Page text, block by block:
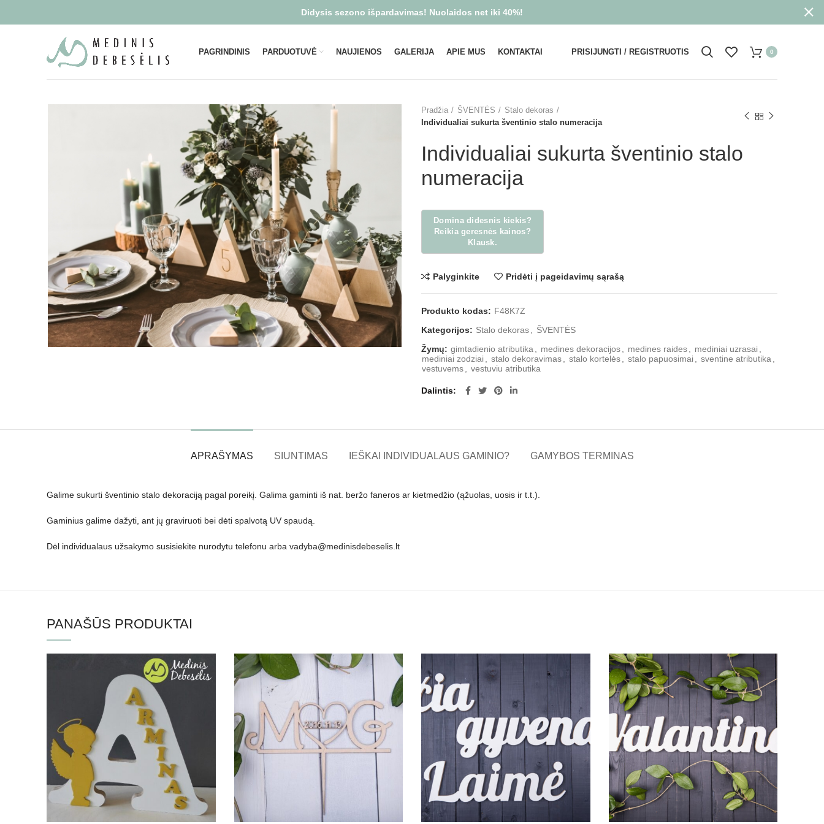
PAGRINDINIS PARDUOTUVĖ NAUJIENOS GALERIJA APIE MUS KONTAKTAI PRISIJUNGTI / REGISTRUOTIS 0
Pradžia ŠVENTĖS
Stalo dekoras
Individualiai sukurta šventinio stalo numeracija
Individualiai sukurta šventinio stalo
numeracija
Palyginkite Pridėti į pageidavimų sąrašą
Produkto kodas: F48K7Z
Kategorijos: Stalo dekoras
ŠVENTĖS
Žymų: gimtadienio atributika medines dekoracijos medines raides mediniai uzrasai
mediniai zodziai
stalo dekoravimas stalo kortelės stalo papuosimai sventine atributika
vestuvems
vestuviu atributika
Dalintis
APRAŠYMAS SIUNTIMAS IEŠKAI INDIVIDUALAUS GAMINIO? GAMYBOS TERMINAS
Galime sukurti šventinio stalo dekoraciją pagal poreikį. Galima gaminti iš nat. beržo faneros ar kietmedžio (ąžuolas, uosis ir t.t.).
Gaminius galime dažyti, ant jų graviruoti bei dėti spalvotą UV spaudą.
Dėl individualaus užsakymo susisiekite nurodytu telefonu arba vadyba@medinisdebeselis.lt
PANAŠŪS PRODUKTAI
Didysis sezono išpardavimas! Nuolaidos net iki 40%!